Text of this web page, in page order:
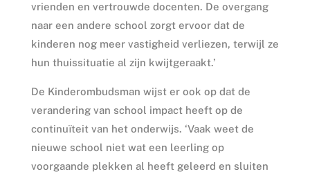
vrienden en vertrouwde docenten. De overgang
naar een andere school zorgt ervoor dat de
kinderen nog meer vastigheid verliezen, terwijl ze
hun thuissituatie al zijn kwijtgeraakt.’
De Kinderombudsman wijst er ook op dat de
verandering van school impact heeft op de
continuïteit van het onderwijs. ‘Vaak weet de
nieuwe school niet wat een leerling op
voorgaande plekken al heeft geleerd en sluiten